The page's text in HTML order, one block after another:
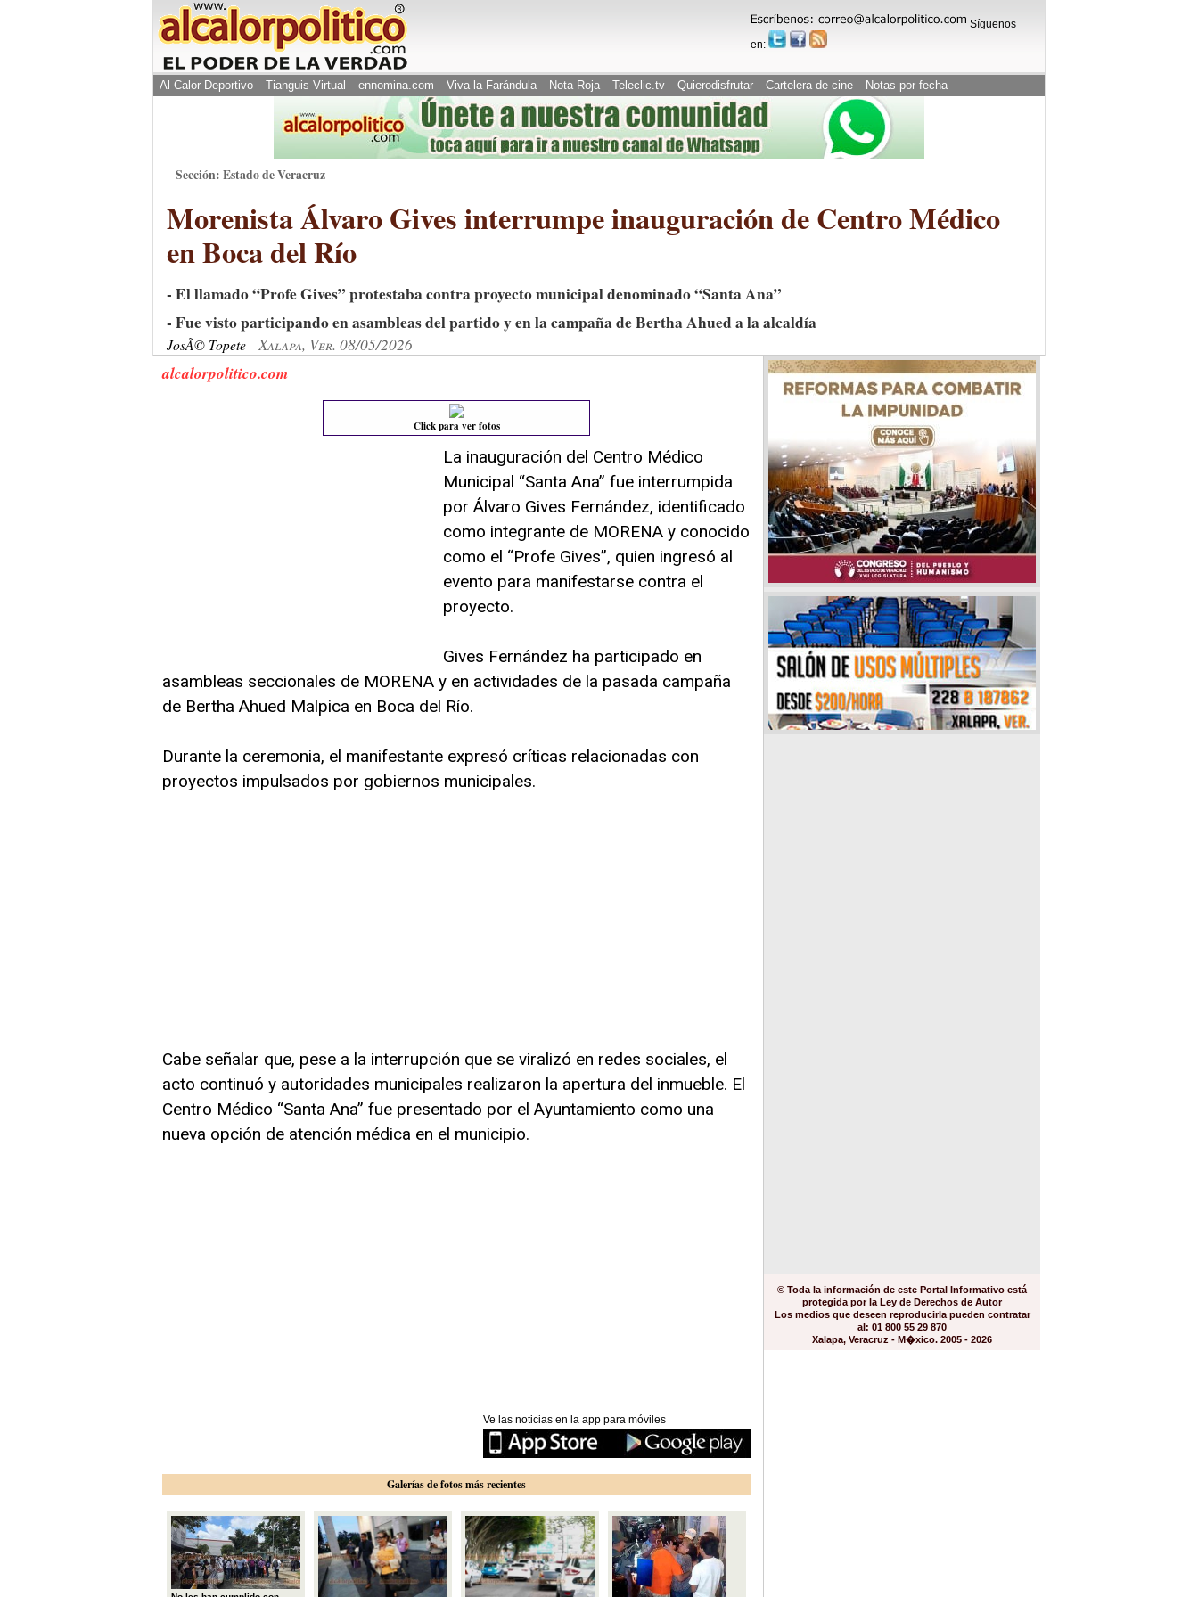
Síguenos
en:
Al Calor Deportivo Tianguis Virtual ennomina.com Viva la Farándula Nota Roja Teleclic.tv Quierodisfrutar Cartelera de cine Notas por fecha
Sección: Estado de Veracruz
Morenista Álvaro Gives interrumpe inauguración de Centro Médico
en Boca del Río
- El llamado “Profe Gives” protestaba contra proyecto municipal denominado “Santa Ana”
- Fue visto participando en asambleas del partido y en la campaña de Bertha Ahued a la alcaldía
JosÃ© Topete Xalapa, Ver. 08/05/2026
alcalorpolitico.com
Click para ver fotos
La inauguración del Centro Médico
Municipal “Santa Ana” fue interrumpida
por Álvaro Gives Fernández, identificado
como integrante de MORENA y conocido
como el “Profe Gives”, quien ingresó al
evento para manifestarse contra el
proyecto.
Gives Fernández ha participado en
asambleas seccionales de MORENA y en actividades de la pasada campaña
de Bertha Ahued Malpica en Boca del Río.
Durante la ceremonia, el manifestante expresó críticas relacionadas con
proyectos impulsados por gobiernos municipales.
Cabe señalar que, pese a la interrupción que se viralizó en redes sociales, el
acto continuó y autoridades municipales realizaron la apertura del inmueble. El
Centro Médico “Santa Ana” fue presentado por el Ayuntamiento como una
nueva opción de atención médica en el municipio.
Ve las noticias en la app para móviles
Galerías de fotos más recientes
© Toda la información de este Portal Informativo está
protegida por la Ley de Derechos de Autor
Los medios que deseen reproducirla pueden contratar
al: 01 800 55 29 870
Xalapa, Veracruz - M�xico. 2005 - 2026